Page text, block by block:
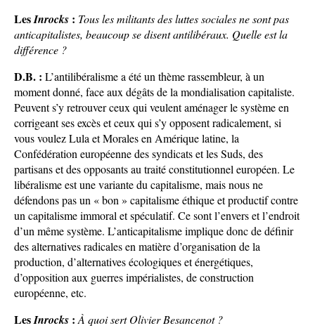
LesInrocks : Tous les militants des luttes sociales ne sont pas
anticapitalistes, beaucoup se disent antilibéraux. Quelle est la
différence ?
D.B. : L’antilibéralisme a été un thème rassembleur, à un
moment donné, face aux dégâts de la mondialisation capitaliste.
Peuvent s’y retrouver ceux qui veulent aménager le système en
corrigeant ses excès et ceux qui s’y opposent radicalement, si
vous voulez Lula et Morales en Amérique latine, la
Confédération européenne des syndicats et les Suds, des
partisans et des opposants au traité constitutionnel européen. Le
libéralisme est une variante du capitalisme, mais nous ne
défendons pas un « bon » capitalisme éthique et productif contre
un capitalisme immoral et spéculatif. Ce sont l’envers et l’endroit
d’un même système. L’anticapitalisme implique donc de définir
des alternatives radicales en matière d’organisation de la
production, d’alternatives écologiques et énergétiques,
d’opposition aux guerres impérialistes, de construction
européenne, etc.
LesInrocks : À quoi sert Olivier Besancenot ?